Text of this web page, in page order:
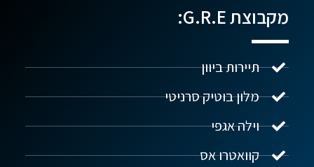
מקבוצת G.R.E:
תיירות ביוון
מלון בוטיק סרניטי
וילה אגפי
קוואטרו אס
נדל"ן ביוון G.R.E